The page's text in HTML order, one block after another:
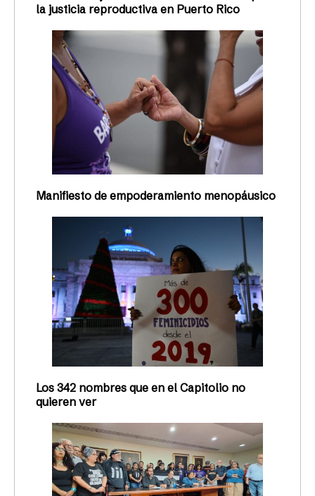
la justicia reproductiva en Puerto Rico
Manifiesto de empoderamiento menopáusico
Los 342 nombres que en el Capitolio no
quieren ver